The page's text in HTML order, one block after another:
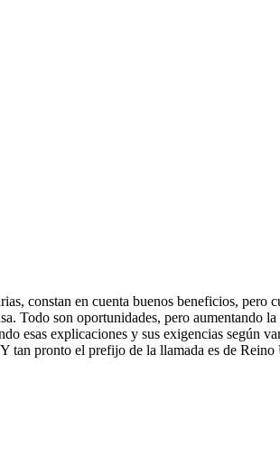
constan en cuenta buenos beneficios, pero
Todo son oportunidades, pero aumentando
esas explicaciones y sus exigencias según
tan pronto el prefijo de la llamada es de